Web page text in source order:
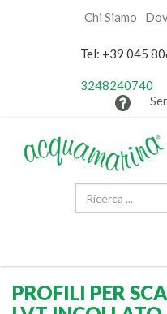
Chi Siamo
Tel: +39 045
3248240740
PROFILI PER